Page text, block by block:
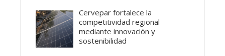
Cervepar fortalece la
competitividad regional
mediante innovación y
sostenibilidad